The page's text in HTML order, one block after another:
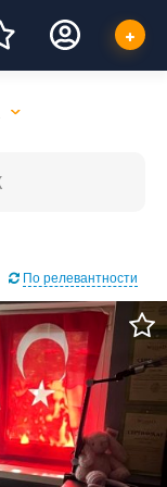
По релевантности